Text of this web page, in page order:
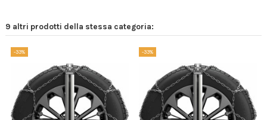
9 altri prodotti della stessa categoria:
-33% -33%